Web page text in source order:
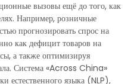
вызовы ещё до того, как
Например, розничные
прогнозировать спрос на
как дефицит товаров на
а также оптимизируя
Система «Across China»
естественного языка (NLP),